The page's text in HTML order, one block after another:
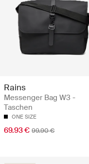
Rains
Messenger Bag W3 -
Taschen
ONE SIZE
69.93 € 99.90 €